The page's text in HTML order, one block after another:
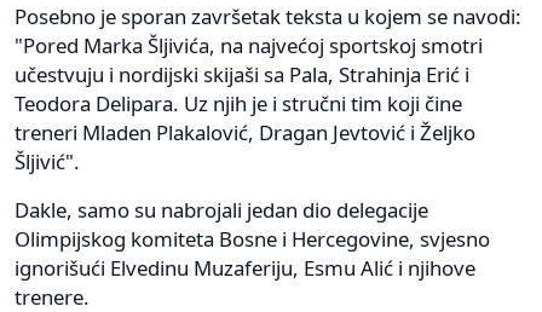
Posebno je sporan završetak teksta u kojem se navodi:
"Pored Marka Šljivića, na najvećoj sportskoj smotri
učestvuju i nordijski skijaši sa Pala, Strahinja Erić i
Teodora Delipara. Uz njih je i stručni tim koji čine
treneri Mladen Plakalović, Dragan Jevtović i Željko
Šljivić".
Dakle, samo su nabrojali jedan dio delegacije
Olimpijskog komiteta Bosne i Hercegovine, svjesno
ignorišući Elvedinu Muzaferiju, Esmu Alić i njihove
trenere.